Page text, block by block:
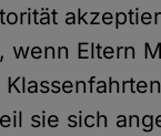
Eltern
sie sich